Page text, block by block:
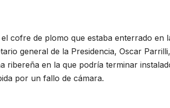
cofre de plomo que estaba enterrado en
general de la Presidencia, Oscar
ribereña en la que podría terminar
por un fallo de cámara.